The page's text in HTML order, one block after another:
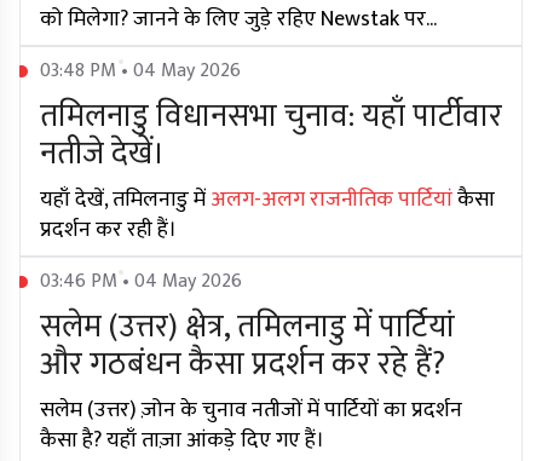
को मिलेगा? जानने के लिए जुड़े रहिए Newstak पर...
03:48 PM • 04 May 2026
तमिलनाडु विधानसभा चुनाव: यहाँ पार्टीवार
नतीजे देखें।
यहाँ देखें, तमिलनाडु मेंअलग-अलग राजनीतिक पार्टियांकैसा
प्रदर्शन कर रही हैं।
03:46 PM • 04 May 2026
सलेम (उत्तर) क्षेत्र, तमिलनाडु में पार्टियां
और गठबंधन कैसा प्रदर्शन कर रहे हैं?
सलेम (उत्तर) ज़ोन के चुनाव नतीजों में पार्टियों का प्रदर्शन
कैसा है? यहाँ ताज़ा आंकड़े दिए गए हैं।